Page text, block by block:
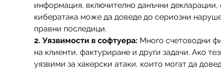
информация, включително данъчни
кибератака може да доведе до сериозни
правни последици.
2. Уязвимости в софтуера: Много счетоводни
на клиенти, фактуриране и други задачи. Ако
уязвими за хакерски атаки, които могат да